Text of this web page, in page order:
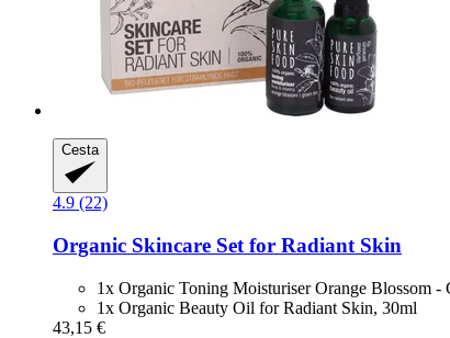
Cesta
4.9 (22)
Organic Skincare Set for Radiant Skin
1x Organic Toning Moisturiser Orange Blossom -
1x Organic Beauty Oil for Radiant Skin, 30ml
43,15 €